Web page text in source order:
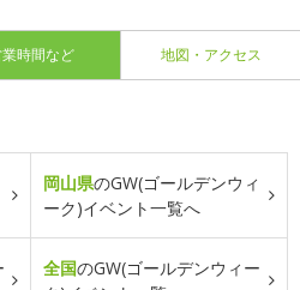
時間など 地図・アクセス
岡山県のGW(ゴールデンウィ
ーク)イベント一覧へ
全国のGW(ゴールデンウィー